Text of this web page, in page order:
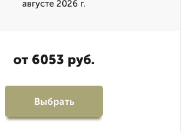
августе 2026 г.
от 6053 руб.
Выбрать